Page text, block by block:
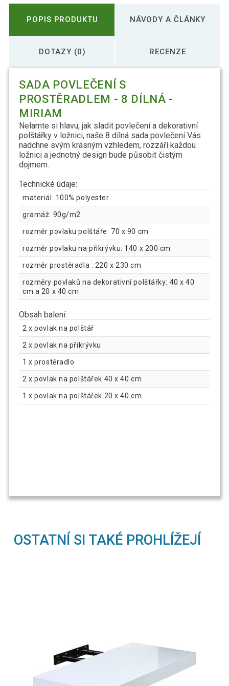
POPIS PRODUKTU NÁVODY A ČLÁNKY
DOTAZY (0) RECENZE
SADA POVLEČENÍ S
PROSTĚRADLEM - 8 DÍLNÁ -
MIRIAM
Nelamte si hlavu, jak sladit povlečení a dekorativní
polštářky v ložnici, naše 8 dílná sada povlečení Vás
nadchne svým krásným vzhledem, rozzáří každou
ložnici a jednotný design bude působit čistým
dojmem.
Technické údaje:
materiál: 100% polyester
gramáž: 90g/m2
rozměr povlaku polštáře: 70 x 90 cm
rozměr povlaku na přikrývku: 140 x 200 cm
rozměr prostěradla : 220 x 230 cm
rozměry povlaků na dekorativní polštářky: 40 x 40
cm a 20 x 40 cm
Obsah balení:
2 x povlak na polštář
2 x povlak na přikrývku
1 x prostěradlo
2 x povlak na polštářek 40 x 40 cm
1 x povlak na polštářek 20 x 40 cm
OSTATNÍ SI TAKÉ PROHLÍŽEJÍ